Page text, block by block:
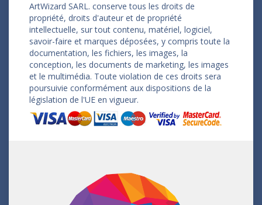
ArtWizard SARL. conserve tous les droits de
propriété, droits d'auteur et de propriété
intellectuelle, sur tout contenu, matériel, logiciel,
savoir-faire et marques déposées, y compris toute la
documentation, les fichiers, les images, la
conception, les documents de marketing, les images
et le multimédia. Toute violation de ces droits sera
poursuivie conformément aux dispositions de la
législation de l'UE en vigueur.